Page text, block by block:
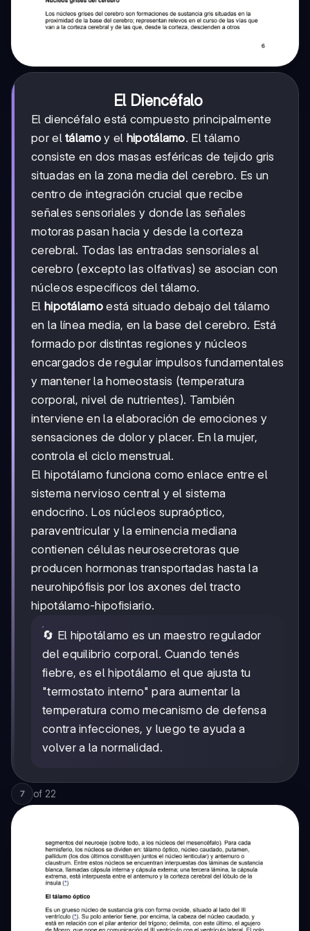
El Diencéfalo
El diencéfalo está compuesto principalmente
por eltálamoy el hipotálamo. El tálamo
consiste en dos masas esféricas de tejido gris
situadas en la zona media del cerebro. Es un
centro de integración crucial que recibe
señales sensoriales y donde las señales
motoras pasan hacia y desde la corteza
cerebral. Todas las entradas sensoriales al
cerebro (excepto las olfativas) se asocian con
núcleos específicos del tálamo.
El hipotálamoestá situado debajo del tálamo
en la línea media, en la base del cerebro. Está
formado por distintas regiones y núcleos
encargados de regular impulsos fundamentales
y mantener la homeostasis (temperatura
corporal, nivel de nutrientes). También
interviene en la elaboración de emociones y
sensaciones de dolor y placer. En la mujer,
controla el ciclo menstrual.
El hipotálamo funciona como enlace entre el
sistema nervioso central y el sistema
endocrino. Los núcleos supraóptico,
paraventricular y la eminencia mediana
contienen células neurosecretoras que
producen hormonas transportadas hasta la
neurohipófisis por los axones del tracto
hipotálamo-hipofisiario.
🔄 El hipotálamo es un maestro regulador
del equilibrio corporal. Cuando tenés
fiebre, es el hipotálamo el que ajusta tu
"termostato interno" para aumentar la
temperatura como mecanismo de defensa
contra infecciones, y luego te ayuda a
volver a la normalidad.
7 of 22